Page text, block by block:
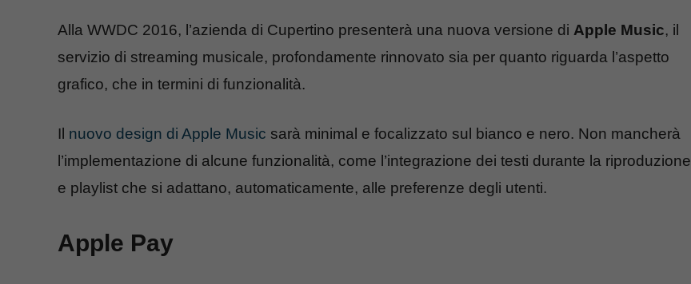
Alla WWDC 2016, l’azienda di Cupertino presenterà una nuova versione di Apple Music, il
servizio di streaming musicale, profondamente rinnovato sia per quanto riguarda l’aspetto
grafico, che in termini di funzionalità.
Il nuovo design di Apple Music sarà minimal e focalizzato sul bianco e nero. Non mancherà
l’implementazione di alcune funzionalità, come l’integrazione dei testi durante la riproduzione
e playlist che si adattano, automaticamente, alle preferenze degli utenti.
Apple Pay